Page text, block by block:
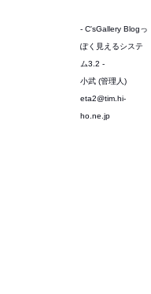
- C'sGallery Blogっ
ぽく見えるシステ
ム3.2 -
小武 (管理人)
eta2@tim.hi-
ho.ne.jp